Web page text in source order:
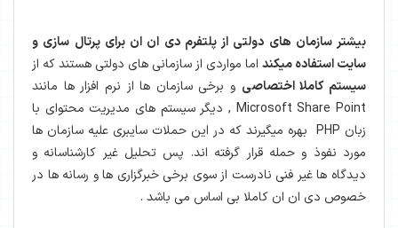
بیشتر سازمان های دولتی از پلتفرم دی ان ان برای پرتال سازی و
سایت استفاده میکند اما مواردی از سازمانی های دولتی هستند که از
سیستم کاملا اختصاصی و برخی سازمان ها از نرم افزار ها مانند
Microsoft Share Point , دیگر سیستم های مدیریت محتوای با
زبان PHP بهره میگیرند که در این حملات سایبری علیه سازمان ها
مورد نفوذ و حمله قرار گرفته اند. پس تحلیل غیر کارشناسانه و
دیدگاه ها غیر فنی نادرست از سوی برخی خبرگزاری ها و رسانه ها در
خصوص دی ان ان کاملا بی اساس می باشد .